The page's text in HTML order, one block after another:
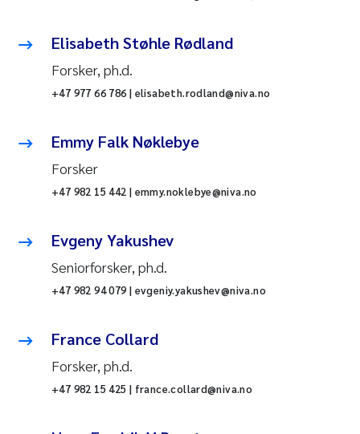
Elisabeth Støhle Rødland
Forsker, ph.d.
+47 977 66 786 | elisabeth.rodland@niva.no
Emmy Falk Nøklebye
Forsker
+47 982 15 442 | emmy.noklebye@niva.no
Evgeny Yakushev
Seniorforsker, ph.d.
+47 982 94 079 | evgeniy.yakushev@niva.no
France Collard
Forsker, ph.d.
+47 982 15 425 | france.collard@niva.no